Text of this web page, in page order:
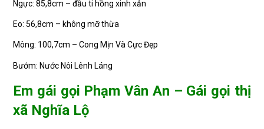
Ngực: 85,8cm – đầu ti hồng xinh xắn
Eo: 56,8cm – không mỡ thừa
Mông: 100,7cm – Cong Mịn Và Cực Đẹp
Bướm: Nước Nôi Lênh Láng
Em gái gọi Phạm Vân An – Gái gọi thị
xã Nghĩa Lộ